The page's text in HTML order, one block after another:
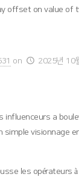
offset on value of
on 2025년 10
influenceurs a
visionnage
les